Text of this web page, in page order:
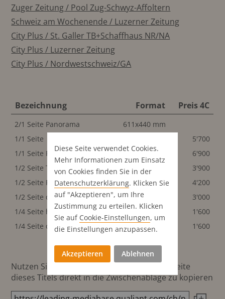
Zuger Zeitung / Pool Zug-Schwyz-Affoltern
Schweiz am Wochenende / Luzerner Zeitung
City Plus / St. Galler TB+Schaffhaus NR/NA
City Plus / Luzerner Zeitung
City Plus / Nordwestschweiz/GA
Bezeichnung Format Preis 4C
2/1 Seite Panorama
611x440 mm
1/1 Seite
5'700
1/1 Seite Publi-Reportage
291x440 mm
6'900
1/2 Seite Textanschl.quer
291x218 mm
3'900
1/2 Seite Publi-Rep. quer
291x218 mm
4'200
1/2 Seite quer
291x218 mm
3'000
1/4 Seite hoch
144x218 mm
1'600
1/4 Seite quer
291x108 mm 1'600
Nutzen Sie diesen Button um den Link zur Seite
dieses Titels direkt in die Zwischenablage zu kopieren
Diese Seite verwendet Cookies.
Mehr Informationen zum Einsatz
von Cookies finden Sie in der
Datenschutz­erklärung. Klicken Sie
auf "Akzeptieren", um Ihre
Zustimmung zu erteilen. Klicken
Sie auf Cookie-Einstellungen, um
die Einstellungen anzupassen.
Akzeptieren Ablehnen